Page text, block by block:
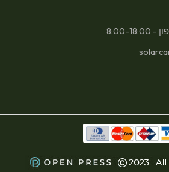
18:00